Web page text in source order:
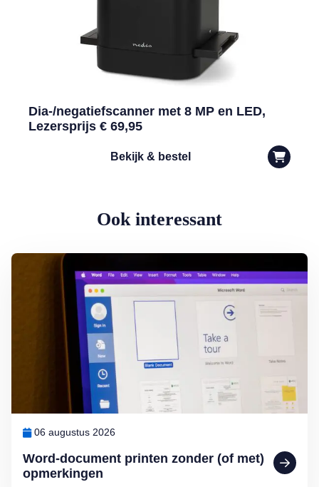
Dia-/negatiefscanner met 8 MP en LED,
Lezersprijs € 69,95
Bekijk & bestel
Ook interessant
Word-document printen zonder (of met)
opmerkingen
06 augustus 2026
Lees meer over Word-document printen zonder (of met)